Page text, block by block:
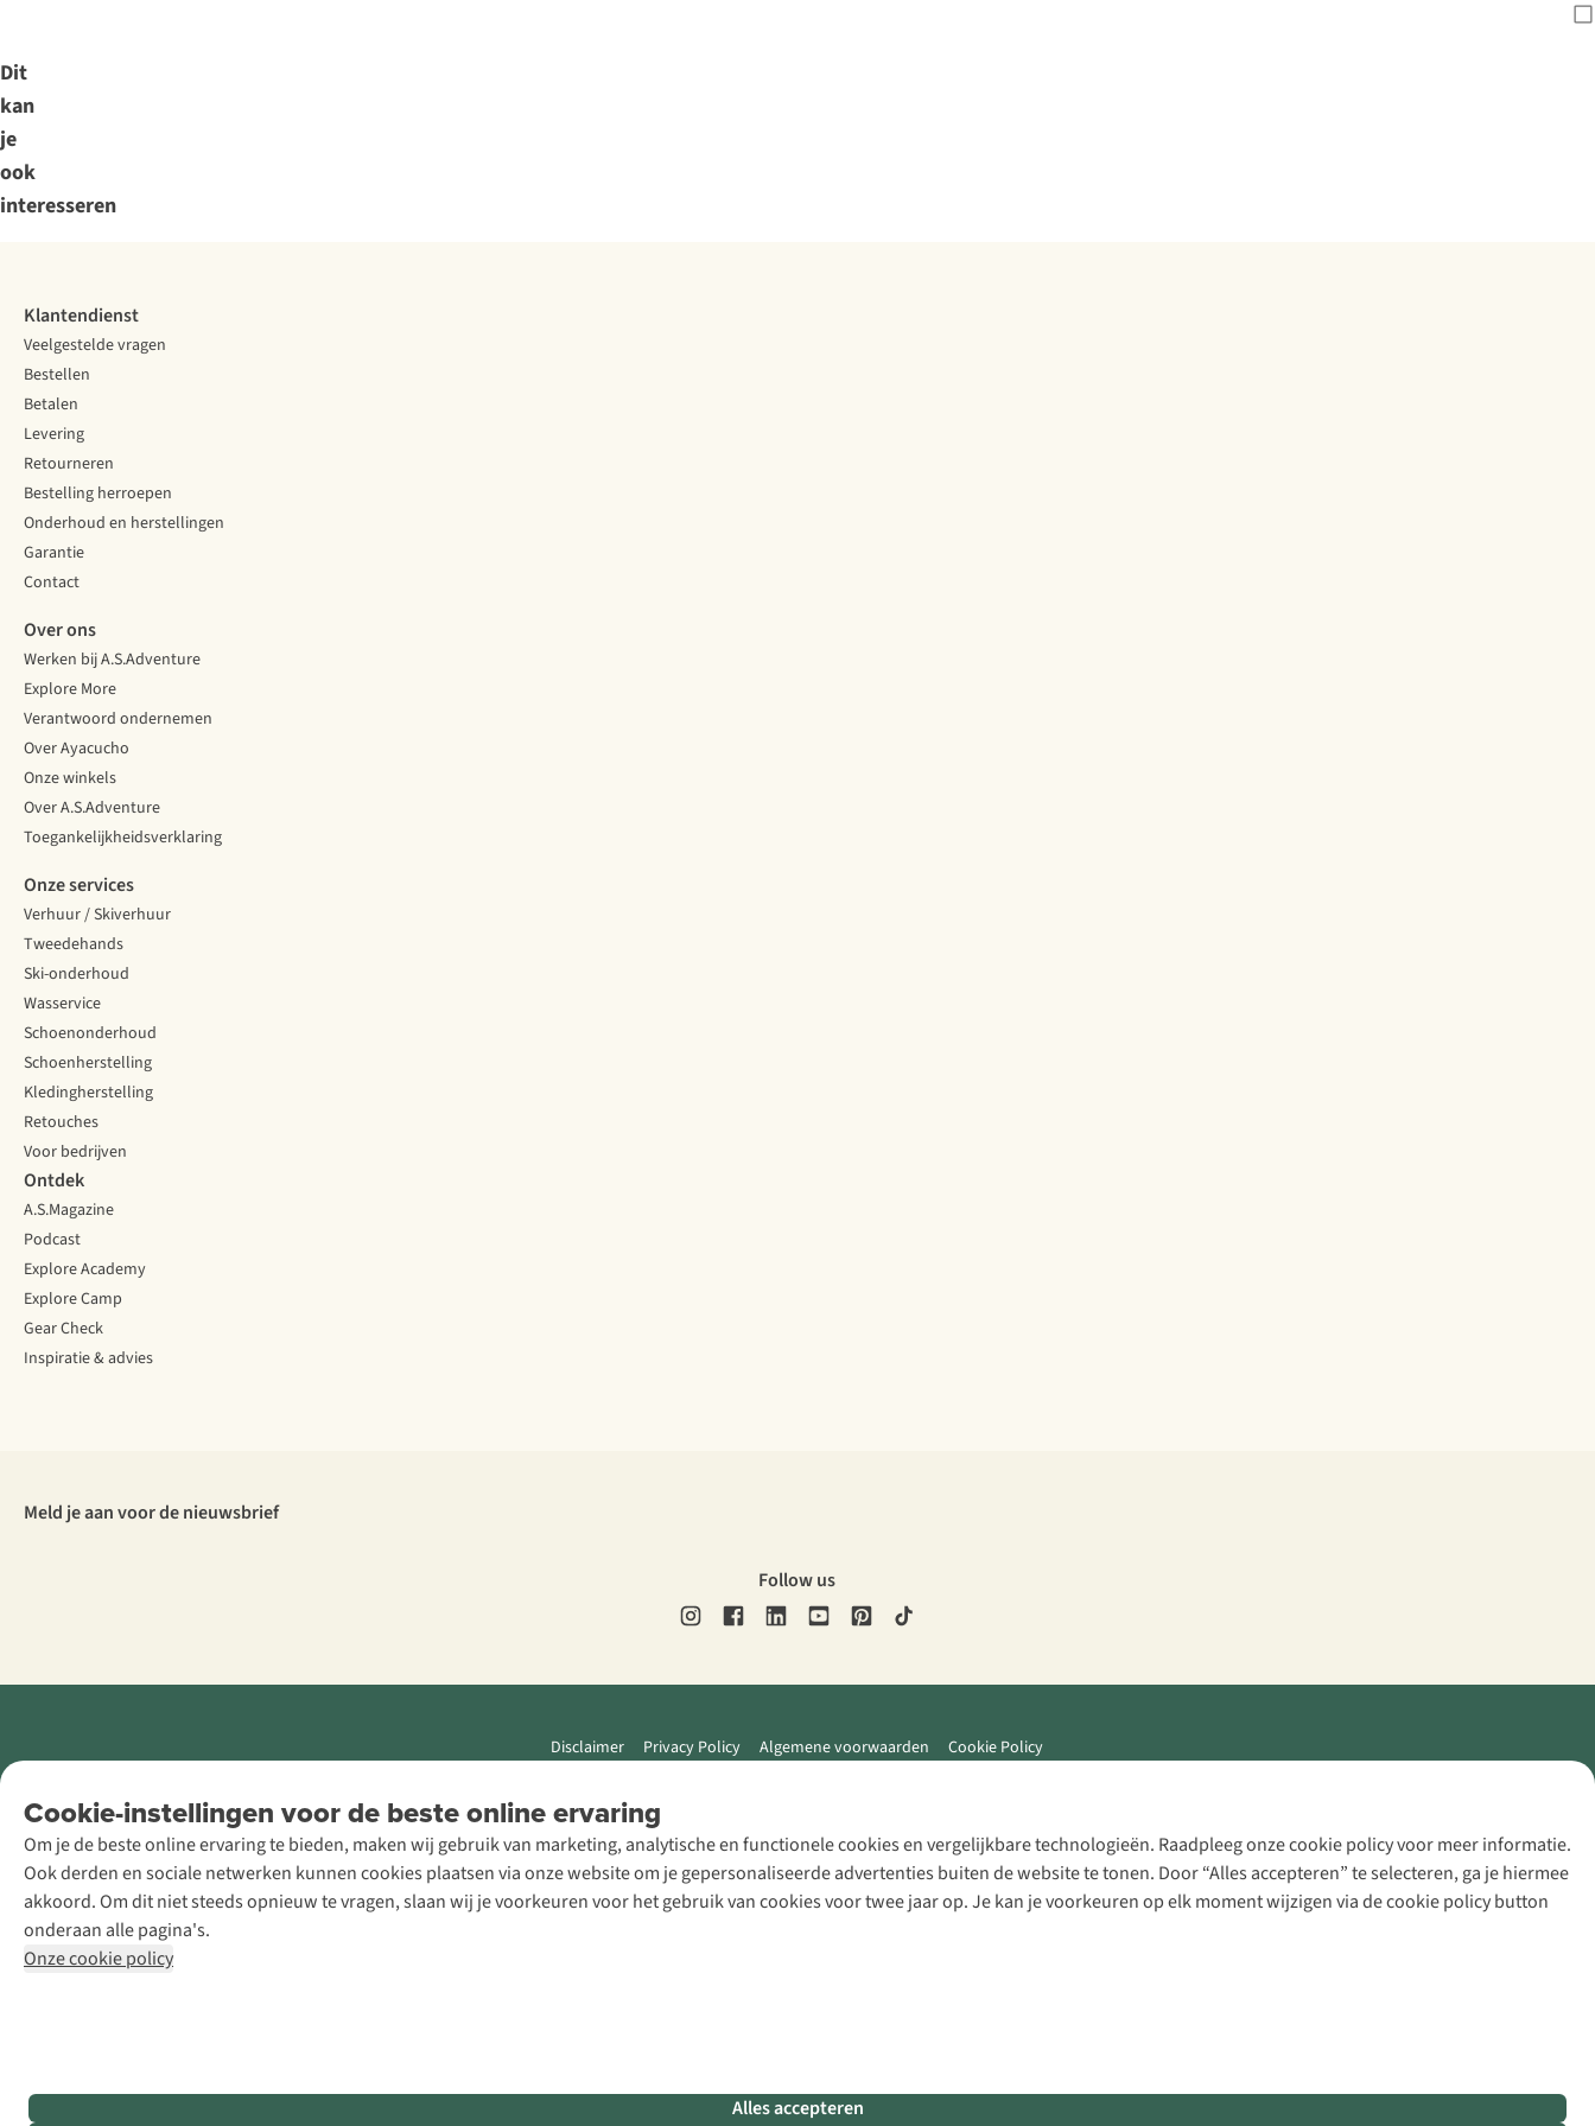
Dit
kan
je
ook
interesseren
Cookie-instellingen voor de beste online ervaring
Om je de beste online ervaring te bieden, maken wij gebruik van marketing, analytische en functionele cookies en vergelijkbare technologieën. Raadpleeg onze cookie policy voor meer informatie.
Ook derden en sociale netwerken kunnen cookies plaatsen via onze website om je gepersonaliseerde advertenties buiten de website te tonen. Door “Alles accepteren” te selecteren, ga je hiermee
akkoord. Om dit niet steeds opnieuw te vragen, slaan wij je voorkeuren voor het gebruik van cookies voor twee jaar op. Je kan je voorkeuren op elk moment wijzigen via de cookie policy button
onderaan alle pagina's.
Onze cookie policy
Alles accepteren
Klantendienst
Veelgestelde vragen
Bestellen
Betalen
Levering
Retourneren
Bestelling herroepen
Onderhoud en herstellingen
Garantie
Contact
Over ons
Werken bij A.S.Adventure
Explore More
Verantwoord ondernemen
Over Ayacucho
Onze winkels
Over A.S.Adventure
Toegankelijkheidsverklaring
Onze services
Verhuur / Skiverhuur
Tweedehands
Ski-onderhoud
Wasservice
Schoenonderhoud
Schoenherstelling
Kledingherstelling
Retouches
Voor bedrijven
Ontdek
A.S.Magazine
Podcast
Explore Academy
Explore Camp
Gear Check
Inspiratie & advies
Meld je aan voor de nieuwsbrief
Follow us
Disclaimer Privacy Policy Algemene voorwaarden Cookie Policy
Retail Concepts
NV,
Smallandlaan
9, B-2660
Hoboken
+32 (0)3 828
30 15